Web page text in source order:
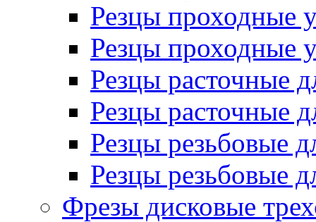
Резцы проходные
Резцы проходные
Резцы расточные
Резцы расточные
Резцы резьбовые
Резцы резьбовые
Фрезы дисковые